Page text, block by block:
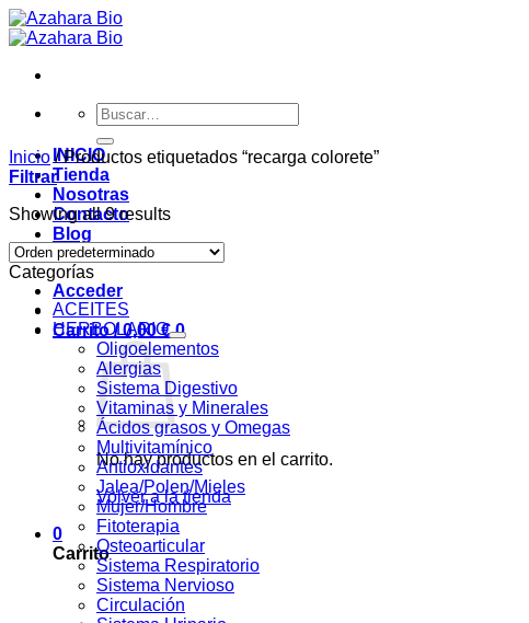
Saltar
al
Buscar
por:
INICIO
Tienda
Nosotras
Contacto
Blog
OFERTAS
Acceder
Carrito /0,00€ 0
No hay productos en el carrito.
Volver a la tienda
0
Carrito
Inicio /Productos etiquetados “recarga colorete”
Filtrar
Showing all 9 results
Categorías
ACEITES
HERBOLARIO
Oligoelementos
Alergias
Sistema Digestivo
Vitaminas y Minerales
Ácidos grasos y Omegas
Multivitamínico
Antioxidantes
Jalea/Polen/Mieles
Mujer/Hombre
Fitoterapia
Osteoarticular
Sistema Respiratorio
Sistema Nervioso
Circulación